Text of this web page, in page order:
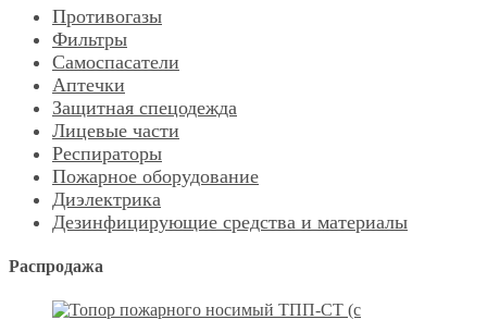
Противогазы
Фильтры
Самоспасатели
Аптечки
Защитная спецодежда
Лицевые части
Респираторы
Пожарное оборудование
Диэлектрика
Дезинфицирующие средства и материалы
Распродажа